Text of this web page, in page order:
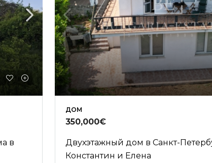
в
ДОМ
350,000€
Двухэтажный дом в Санкт-
Константин и Елена